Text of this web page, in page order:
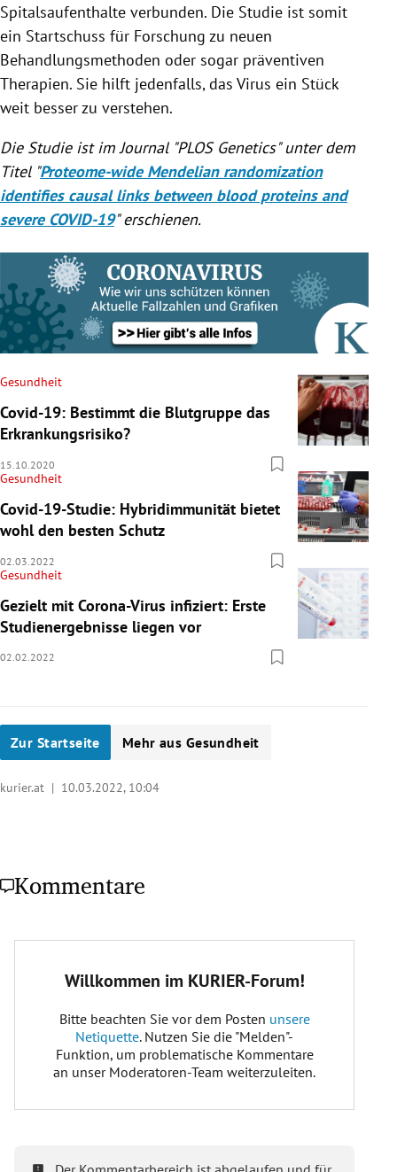
Spitalsaufenthalte verbunden. Die Studie ist somit
ein Startschuss für Forschung zu neuen
Behandlungsmethoden oder sogar präventiven
Therapien. Sie hilft jedenfalls, das Virus ein Stück
weit besser zu verstehen.
Die Studie ist im Journal "PLOS Genetics" unter dem
Titel "Proteome-wide Mendelian randomization
identifies causal links between blood proteins and
severe COVID-19" erschienen.
Gesundheit
Covid-19: Bestimmt die Blutgruppe das
Erkrankungsrisiko?
15.10.2020
Gesundheit
Covid-19-Studie: Hybridimmunität bietet
wohl den besten Schutz
02.03.2022
Gesundheit
Gezielt mit Corona-Virus infiziert: Erste
Studienergebnisse liegen vor
02.02.2022
Zur Startseite Mehr aus Gesundheit
kurier.at | 10.03.2022, 10:04
Kommentare